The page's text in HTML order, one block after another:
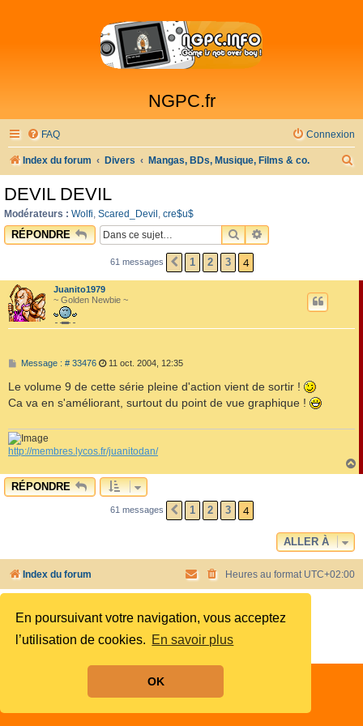
En poursuivant votre navigation, vous acceptez
l’utilisation de cookies. En savoir plus
OK
NGPC.fr
FAQ Connexion
Index du forum Divers Mangas, BDs, Musique, Films & co.
e
DEVIL DEVIL
Modérateurs : Wolfi, Scared_Devil , cre$u$
RÉPONDRE RECHERCHER
RECHERCHE
61 messages PRÉCÉDENTE
1 2 3 4
Juanito1979
~ Golden Newbie ~
Message : # 33476M
s
s
a
11 oct. 2004, 12:35
Le volume 9 de cette série pleine d'action vient de sortir !
Ca va en s'améliorant, surtout du point de vue graphique !
http://membres.lycos.fr/juanitodan/
a
RÉPONDRE
61 messages PRÉCÉDENTE
1 2 3 4
ALLER À
Index du forum Heures au format UTC+02:00
Style byphpBB Spain
Traduit par
phpBB-fr.com
Confidentialité|Conditions